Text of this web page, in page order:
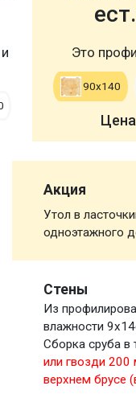
Это
90х140
Акция
Утол в
одноэтажного
Стены
Из
влажности
Сборка сруба в
или гвозди 200
верхнем брусе